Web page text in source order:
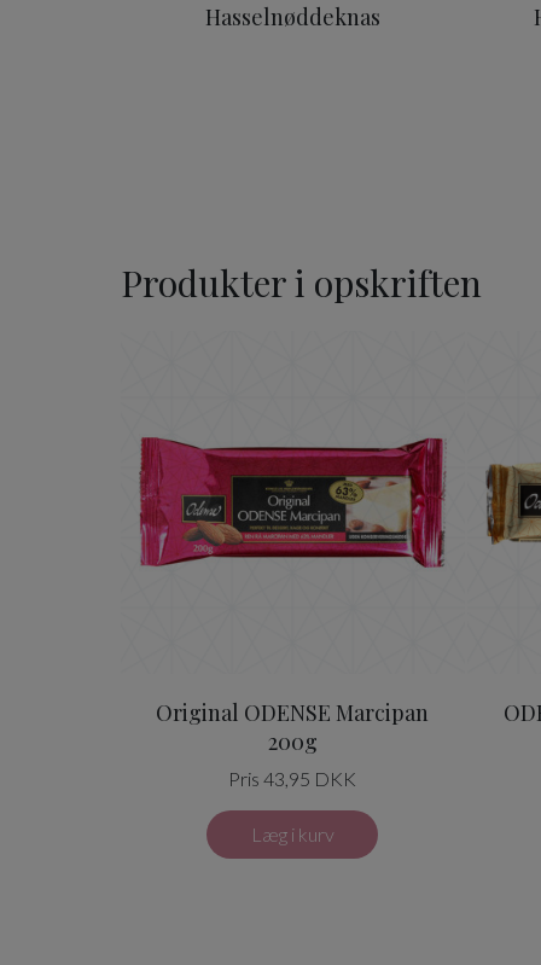
Hasselnøddeknas
Produkter i opskriften
Original ODENSE Marcipan
200g
Pris 43,95 DKK
Læg i kurv